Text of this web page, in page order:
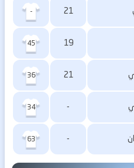
21
-
19
45
21
36
-
34
-
63